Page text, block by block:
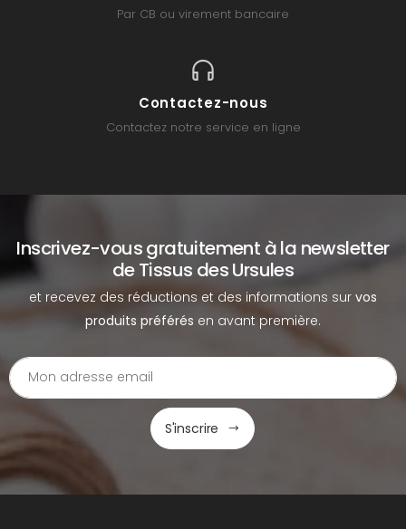
Par CB ou virement bancaire
Contactez-nous
Contactez notre service en ligne
Inscrivez-vous gratuitement à la newsletter
de Tissus des Ursules
et recevez des réductions et des informations sur vos
produits préférés en avant première.
S'inscrire